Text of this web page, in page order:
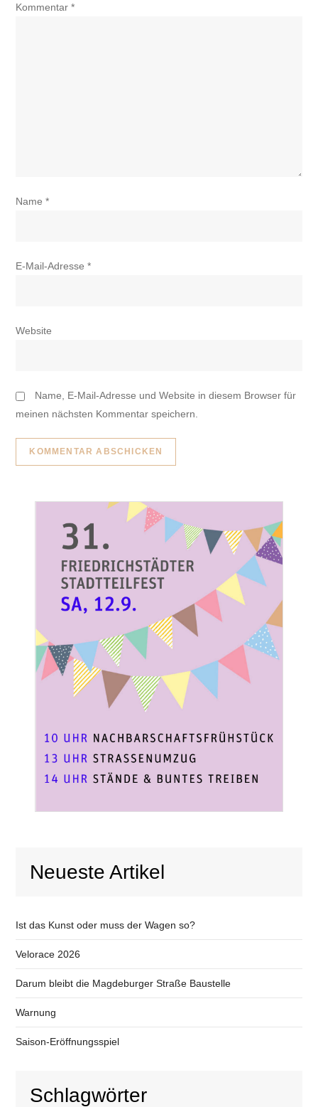
Kommentar*
Name*
E-Mail-Adresse*
Website
Name, E-Mail-Adresse und Website in diesem Browser für
meinen nächsten Kommentar speichern.
Neueste Artikel
Ist das Kunst oder muss der Wagen so?
Velorace 2026
Darum bleibt die Magdeburger Straße Baustelle
Warnung
Saison-Eröffnungsspiel
Schlagwörter